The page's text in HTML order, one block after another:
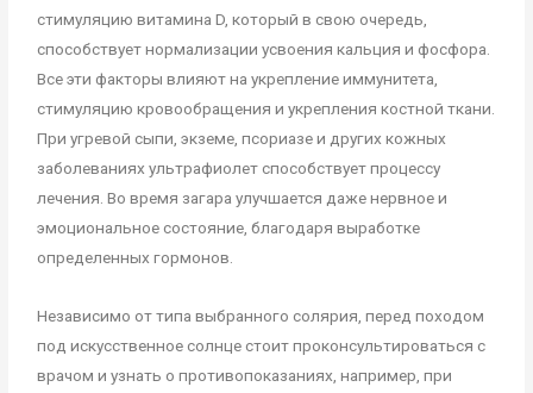
стимуляцию витамина D, который в свою очередь,
способствует нормализации усвоения кальция и фосфора.
Все эти факторы влияют на укрепление иммунитета,
стимуляцию кровообращения и укрепления костной ткани.
При угревой сыпи, экземе, псориазе и других кожных
заболеваниях ультрафиолет способствует процессу
лечения. Во время загара улучшается даже нервное и
эмоциональное состояние, благодаря выработке
определенных гормонов.
Независимо от типа выбранного солярия, перед походом
под искусственное солнце стоит проконсультироваться с
врачом и узнать о противопоказаниях, например, при